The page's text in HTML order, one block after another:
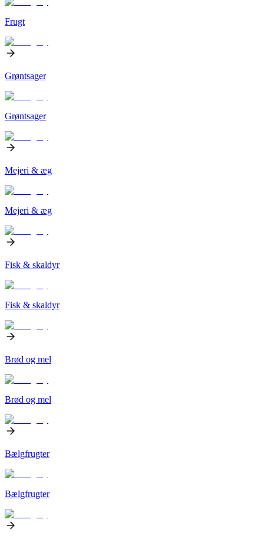
Frugt
Grøntsager
Grøntsager
Mejeri & æg
Mejeri & æg
Fisk & skaldyr
Fisk & skaldyr
Brød og mel
Brød og mel
Bælgfrugter
Bælgfrugter